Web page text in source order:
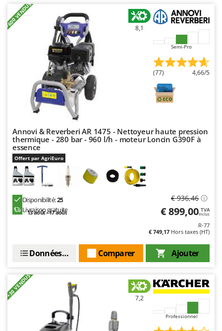
+600 VENDUS 8,1
Semi-Pro
(77) 4,66/5
Annovi & Reverberi AR 1475 - Nettoyeur haute pression
thermique - 280 bar - 960 l/h - moteur Loncin G390F à
essence
Offert par AgriEuro
Disponibilité:25
Livraison gratuite
13 août - 17 août
€ 936,46
€ 899,00 TVA
Inclus
R-77
€ 749,17 Hors taxes (HT)
Ajouter
Comparer
Données techniques
+30 VENDUS 7,2
Professionnel